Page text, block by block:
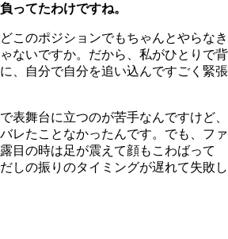
てたわけですね。
このポジションでもちゃんとやらなき
ないですか。だから、私がひとりで背
、自分で自分を追い込んですごく緊張
表舞台に立つのが苦手なんですけど、
レたことなかったんです。でも、ファ
目の時は足が震えて顔もこわばって
しの振りのタイミングが遅れて失敗し